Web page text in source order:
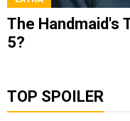
The Handmaid's
5?
TOP SPOILER